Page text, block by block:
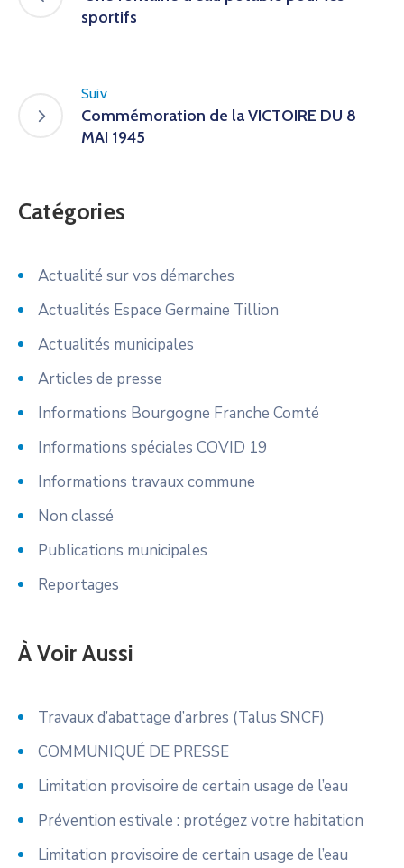
sportifs
Suiv
Commémoration de la VICTOIRE DU 8
MAI 1945
Catégories
Actualité sur vos démarches
Actualités Espace Germaine Tillion
Actualités municipales
Articles de presse
Informations Bourgogne Franche Comté
Informations spéciales COVID 19
Informations travaux commune
Non classé
Publications municipales
Reportages
À Voir Aussi
Travaux d’abattage d’arbres (Talus SNCF)
COMMUNIQUÉ DE PRESSE
Limitation provisoire de certain usage de l’eau
Prévention estivale : protégez votre habitation
Limitation provisoire de certain usage de l’eau